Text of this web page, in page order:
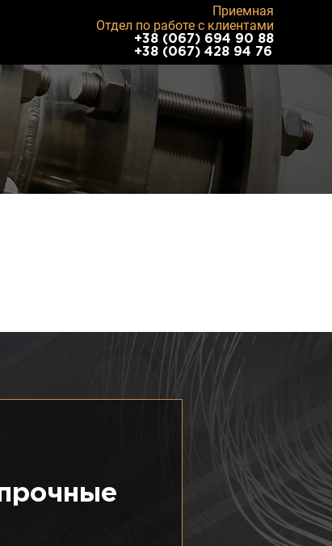
Приемная
Отдел по работе с клиентами
+38 (067) 694 90 88
+38 (067) 428 94 76